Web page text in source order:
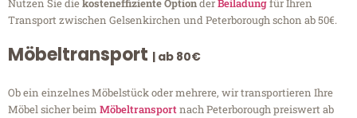
Nutzen Sie diekosteneffiziente OptionderBeiladungfür Ihren
Transport zwischen Gelsenkirchen und Peterborough schon ab 50€.
Möbeltransport | ab 80€
Ob ein einzelnes Möbelstück oder mehrere, wir transportieren Ihre
Möbel sicher beim Möbeltransportnach Peterborough preiswert ab